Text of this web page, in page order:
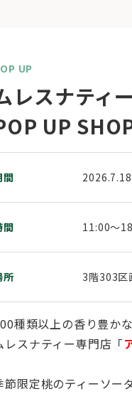
UP
レスナティ
UP
間
間 11:00～
所 3階303区
種類以上の香り豊か
レスナティー専門店「
節限定桃のティーソー